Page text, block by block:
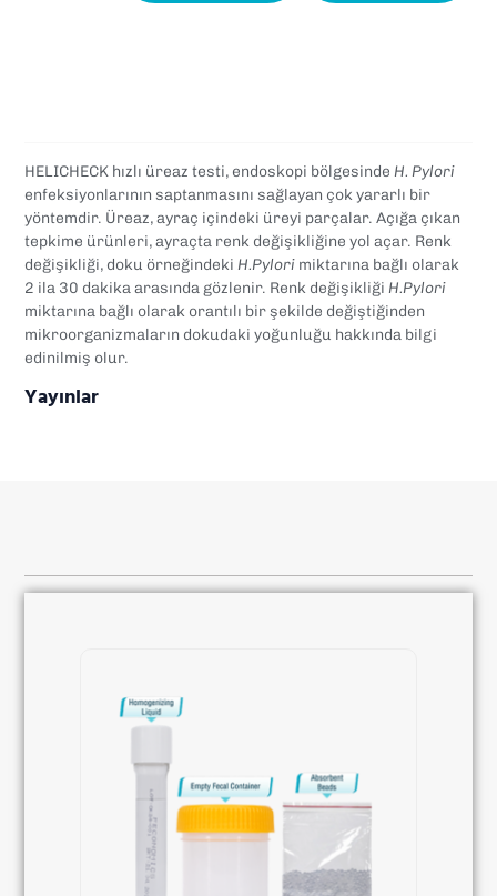
HELICHECK hızlı üreaz testi, endoskopi bölgesindeH. Pylori
enfeksiyonlarının saptanmasını sağlayan çok yararlı bir
yöntemdir. Üreaz, ayraç içindeki üreyi parçalar. Açığa çıkan
tepkime ürünleri, ayraçta renk değişikliğine yol açar. Renk
değişikliği, doku örneğindekiH.Pylori miktarına bağlı olarak
2 ila 30 dakika arasında gözlenir. Renk değişikliğiH.Pylori
miktarına bağlı olarak orantılı bir şekilde değiştiğinden
mikroorganizmaların dokudaki yoğunluğu hakkında bilgi
edinilmiş olur.
Yayınlar